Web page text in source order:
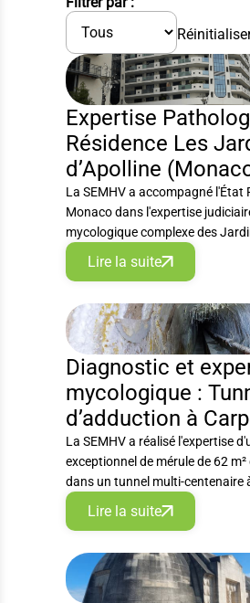
Expertise
Résidence Les
d’Apolline
La SEMHV a accompagné l'État
Monaco dans l'expertise
mycologique complexe des
Lire la suite
Diagnostic et
mycologique :
d’adduction à
La SEMHV a réalisé l'expertise
exceptionnel de mérule de 62
dans un tunnel multi-centenaire
Lire la suite